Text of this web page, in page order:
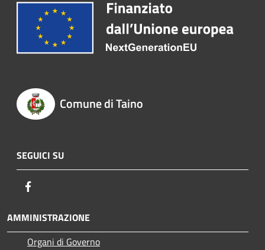
Comune di Taino
SEGUICI SU
AMMINISTRAZIONE
Organi di Governo